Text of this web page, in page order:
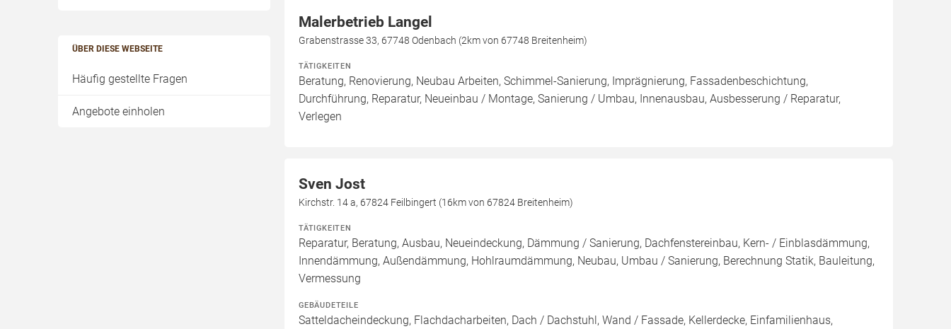
ÜBER DIESE WEBSEITE
Häufig gestellte Fragen
Angebote einholen
Malerbetrieb Langel
Grabenstrasse 33, 67748 Odenbach (2km von 67748 Breitenheim)
TÄTIGKEITEN
Beratung, Renovierung, Neubau Arbeiten, Schimmel-Sanierung, Imprägnierung, Fassadenbeschichtung,
Durchführung, Reparatur, Neueinbau / Montage, Sanierung / Umbau, Innenausbau, Ausbesserung / Reparatur,
Verlegen
Sven Jost
Kirchstr. 14 a, 67824 Feilbingert (16km von 67824 Breitenheim)
TÄTIGKEITEN
Reparatur, Beratung, Ausbau, Neueindeckung, Dämmung / Sanierung, Dachfenstereinbau, Kern- / Einblasdämmung,
Innendämmung, Außendämmung, Hohlraumdämmung, Neubau, Umbau / Sanierung, Berechnung Statik, Bauleitung,
Vermessung
GEBÄUDETEILE
Satteldacheindeckung, Flachdacharbeiten, Dach / Dachstuhl, Wand / Fassade, Kellerdecke, Einfamilienhaus,